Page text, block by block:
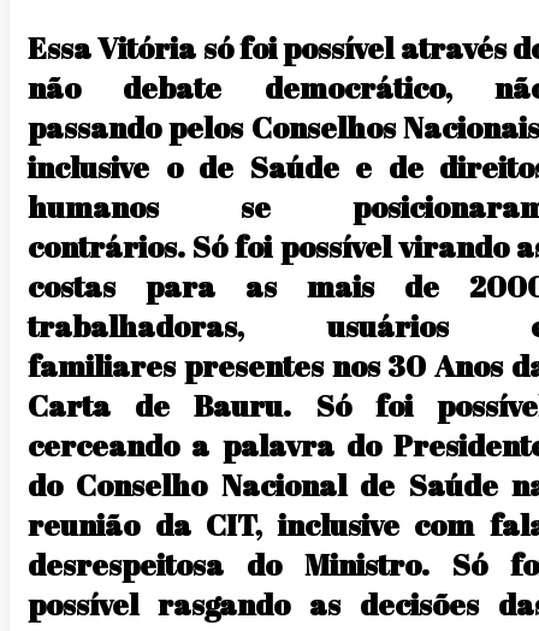
Essa Vitória só foi possível através
não debate democrático,
passando pelos Conselhos
inclusive o de Saúde e de
humanos se
contrários. Só foi possível virando
costas para as mais de
trabalhadoras, usuários
familiares presentes nos 30 Anos
Carta de Bauru. Só foi
cerceando a palavra do
do Conselho Nacional de Saúde
reunião da CIT, inclusive com
desrespeitosa do Ministro. Só
possível rasgando as decisões